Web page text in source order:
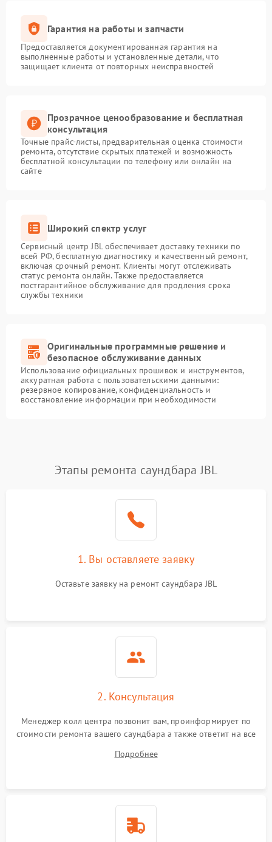
Гарантия на работы и запчасти
Предоставляется документированная гарантия на
выполненные работы и установленные детали, что
защищает клиента от повторных неисправностей
Прозрачное ценообразование и бесплатная
консультация
Точные прайс-листы, предварительная оценка стоимости
ремонта, отсутствие скрытых платежей и возможность
бесплатной консультации по телефону или онлайн на
сайте
Широкий спектр услуг
Сервисный центр JBL обеспечивает доставку техники по
всей РФ, бесплатную диагностику и качественный ремонт,
включая срочный ремонт. Клиенты могут отслеживать
статус ремонта онлайн. Также предоставляется
постгарантийное обслуживание для продления срока
службы техники
Оригинальные программные решение и
безопасное обслуживание данных
Использование официальных прошивок и инструментов,
аккуратная работа с пользовательскими данными:
резервное копирование, конфиденциальность и
восстановление информации при необходимости
Этапы ремонта саундбара JBL
1. Вы оставляете заявку
Оставьте заявку на ремонт саундбара JBL
2. Консультация
Менеджер колл центра позвонит вам, проинформирует по
стоимости ремонта вашего саундбара а также ответит на все
Подробнее